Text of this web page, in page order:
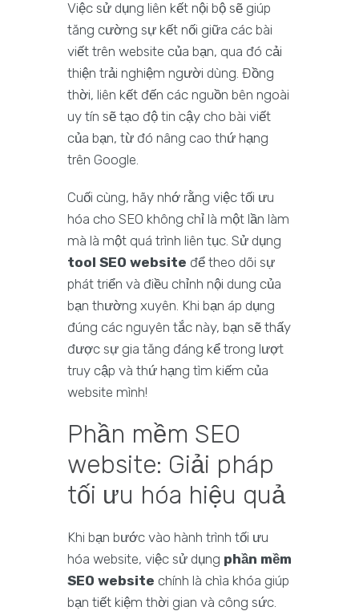
Việc sử dụng liên kết nội bộ sẽ giúp
tăng cường sự kết nối giữa các bài
viết trên website của bạn, qua đó cải
thiện trải nghiệm người dùng. Đồng
thời, liên kết đến các nguồn bên ngoài
uy tín sẽ tạo độ tin cậy cho bài viết
của bạn, từ đó nâng cao thứ hạng
trên Google.
Cuối cùng, hãy nhớ rằng việc tối ưu
hóa cho SEO không chỉ là một lần làm
mà là một quá trình liên tục. Sử dụng
tool SEO website để theo dõi sự
phát triển và điều chỉnh nội dung của
bạn thường xuyên. Khi bạn áp dụng
đúng các nguyên tắc này, bạn sẽ thấy
được sự gia tăng đáng kể trong lượt
truy cập và thứ hạng tìm kiếm của
website mình!
Phần mềm SEO
website: Giải pháp
tối ưu hóa hiệu quả
Khi bạn bước vào hành trình tối ưu
hóa website, việc sử dụng phần mềm
SEO website chính là chìa khóa giúp
bạn tiết kiệm thời gian và công sức.